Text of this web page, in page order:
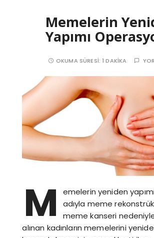
Memelerin
Yapımı
OKUMA SÜRESI:1 DAKIKA
M
emelerin yeniden
adıyla meme
meme kanseri
alınan kadınların memelerini